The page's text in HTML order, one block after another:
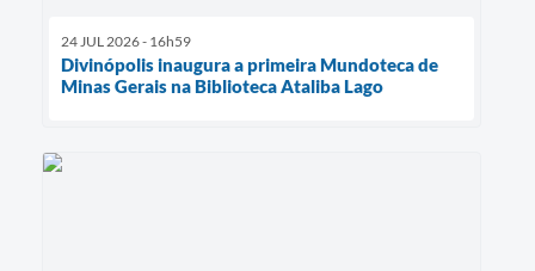
24 JUL 2026 - 16h59
Divinópolis inaugura a primeira Mundoteca de
Minas Gerais na Biblioteca Ataliba Lago